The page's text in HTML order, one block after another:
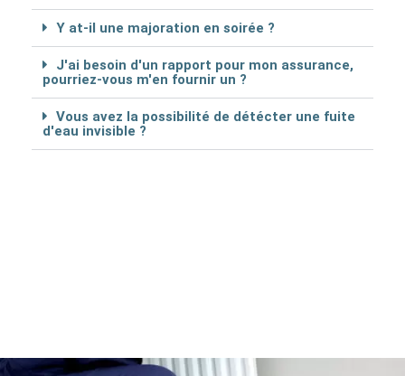
Y at-il une majoration en soirée ?
J'ai besoin d'un rapport pour mon assurance,
pourriez-vous m'en fournir un ?
Vous avez la possibilité de détécter une fuite
d'eau invisible ?